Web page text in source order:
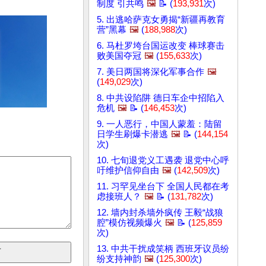
制度 引共鸣 🖼️ 📝 (193,931次)
5. 出逃哈萨克女勇揭“新疆再教育
营”黑幕 🖼️ (188,988次)
6. 马杜罗垮台国运改变 棒球赛击
败美国夺冠 🖼️ (155,633次)
7. 美日两国将深化军事合作 🖼️
(149,029次)
8. 中共设陷阱 德日车企中招陷入
危机 🖼️ 📝 (146,453次)
9. 一人恶行，中国人蒙羞：陆留
日学生刷爆卡潜逃 🖼️ 📝 (144,154
次)
10. 七旬退党义工遇袭 退党中心呼
吁维护信仰自由 🖼️ (142,509次)
11. 习罕见坐台下 全国人民都在考
虑接班人？ 🖼️ 📝 (131,782次)
12. 墙内封杀墙外疯传 王毅“战狼
腔”模仿视频爆火 🖼️ 📝 (125,859
次)
13. 中共干扰成笑柄 西班牙议员纷
纷支持神韵 🖼️ (125,300次)